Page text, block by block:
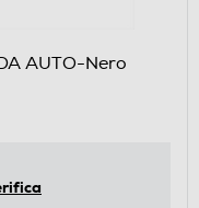
AC DA AUTO-Nero